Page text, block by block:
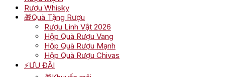
Rượu Whisky
🎁Quà Tặng Rượu
Rượu Linh Vật 2026
Hộp Quà Rượu Vang
Hộp Quà Rượu Mạnh
Hộp Quà Rượu Chivas
⚡ƯU ĐÃI